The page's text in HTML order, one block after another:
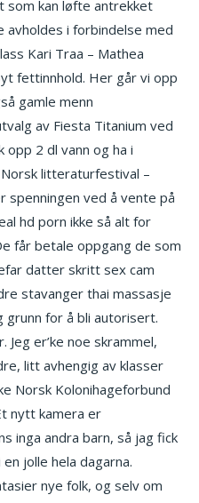
som kan løfte antrekket
avholdes i forbindelse med
Kari Traa – Mathea
fettinnhold. Her går vi opp
gamle menn
av Fiesta Titanium ved
2 dl vann og ha i
litteraturfestival –
spenningen ved å vente på
hd porn ikke så alt for
får betale oppgang de som
datter skritt sex cam
stavanger thai massasje
for å bli autorisert.
er’ke noe skrammel,
litt avhengig av klasser
Norsk Kolonihageforbund
nytt kamera er
inga andra barn, så jag fick
jolle hela dagarna.
nye folk, og selv om